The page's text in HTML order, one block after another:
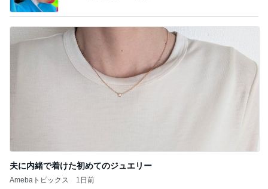
夫に内緒で着けた初めてのジュエリー
Amebaトピックス 1日前